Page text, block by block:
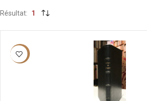
Résultat 1
-40%